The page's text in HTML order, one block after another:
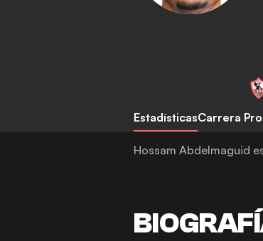
EstadísticasCarrera
Hossam Abdelmaguid